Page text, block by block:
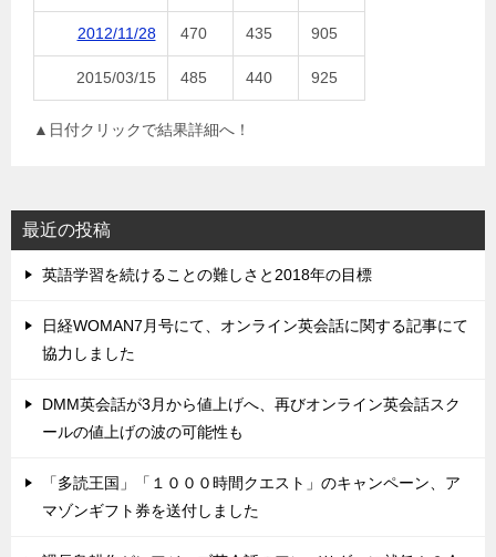
2012/11/28 470 435 905
2015/03/15 485 440 925
▲日付クリックで結果詳細へ！
最近の投稿
英語学習を続けることの難しさと2018年の目標
日経WOMAN7月号にて、オンライン英会話に関する記事にて
協力しました
DMM英会話が3月から値上げへ、再びオンライン英会話スク
ールの値上げの波の可能性も
「多読王国」「１０００時間クエスト」のキャンペーン、ア
マゾンギフト券を送付しました